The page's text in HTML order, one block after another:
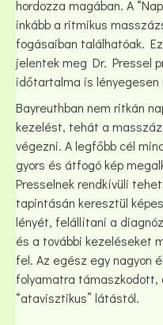
hordozza magában. A
inkább a ritmikus
fogásaiban találhatóak.
jelentek meg Dr. Pressel
időtartalma is
Bayreuthban nem ritkán
kezelést, tehát a
végezni. A legfőbb cél
gyors és átfogó kép
Presselnek rendkívüli
tapintásán keresztül
lényét, felállítani a
és a további kezeléseket
fel. Az egész egy nagyon
folyamatra támaszkodott,
“atavisztikus” látástól.